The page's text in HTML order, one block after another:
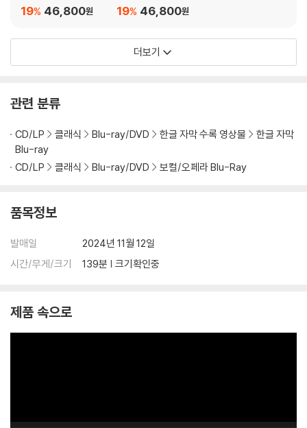
※ 디스크 외관 불량
있으며, 상품의 불량이 아닙니다. 단, 재생에 이상이 있는 경우에는 불량으
로 인한 반품/교환이 가능합니다.
※ 교환/반품 안내
상을 요청할 수 있으며, 동영상이 없는 경우 교환/반품이 제한될 수 있습니
다.
관련 사진과 동영상 및 재생 기기 모델명을 첨부하여 첨부하여 고객센터에
부담 후 처리 가능합니다.
이동 과정에서의 손상이 발생하면, 재 판매가 어려우므로 신중한 구매 선
택을 부탁드립니다.
탁드립니다.
(Donizetti: Il Diluvio
46,800원
19%
르' (Verdi: Le Trouve
46,800원
19%
더보기
관련 분류
CD/LP 클래식 Blu-ray/DVD 한글 자막 수록 영상물
한글 자막
Blu-ray
CD/LP
클래식 Blu-ray/DVD 보컬/오페라 Blu-Ray
품목정보
발매일
2024년 11월 12일
시간/무게/크기
139분 | 크기확인중
제품 속으로